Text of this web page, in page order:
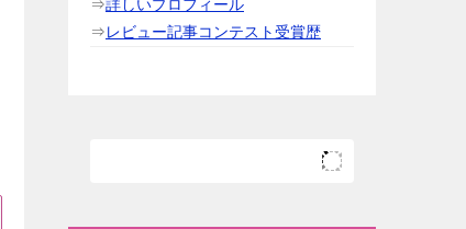
⇒詳しいプロフィール
⇒レビュー記事コンテスト受賞歴